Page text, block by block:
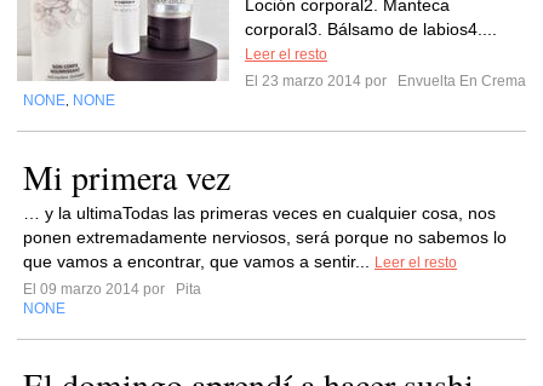
Loción corporal2. Manteca
corporal3. Bálsamo de labios4....
Leer el resto
El 23 marzo 2014 por
Envuelta En Crema
NONE NONE
Mi primera vez
… y la ultimaTodas las primeras veces en cualquier cosa, nos
ponen extremadamente nerviosos, será porque no sabemos lo
que vamos a encontrar, que vamos a sentir...
Leer el resto
El 09 marzo 2014 por
Pita
NONE